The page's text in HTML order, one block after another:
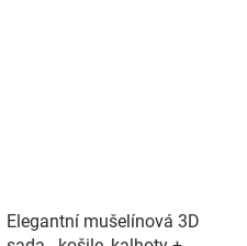
Elegantní mušelínová 3D